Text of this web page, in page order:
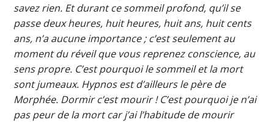
savez rien. Et durant ce sommeil profond, qu’il se
passe deux heures, huit heures, huit ans, huit cents
ans, n’a aucune importance ; c’est seulement au
moment du réveil que vous reprenez conscience, au
sens propre. C’est pourquoi le sommeil et la mort
sont jumeaux. Hypnos est d’ailleurs le père de
Morphée. Dormir c’est mourir ! C’est pourquoi je n’ai
pas peur de la mort car j’ai l’habitude de mourir